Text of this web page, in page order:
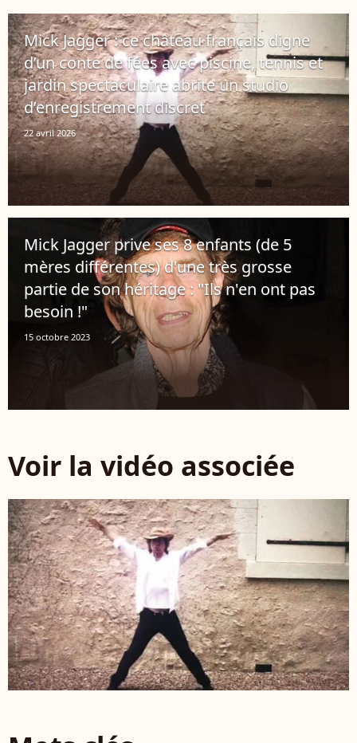
Mick Jagger : ce château français digne
d’un conte de fées avec piscine, tennis et
jardin spectaculaire abrite un studio
d’enregistrement discret
22 avril 2026
Mick Jagger prive ses 8 enfants (de 5
mères différentes) d'une très grosse
partie de son héritage : "Ils n'en ont pas
besoin !"
15 octobre 2023
Voir la vidéo associée